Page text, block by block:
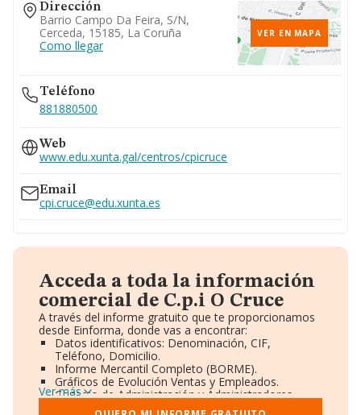
Dirección
Barrio Campo Da Feira, S/n,
Cerceda, 15185, La Coruña
Como llegar
VER EN MAPA
Teléfono
881880500
Web
www.edu.xunta.gal/centros/cpicruce
Email
cpi.cruce@edu.xunta.es
Acceda a toda la información
comercial de C.p.i O Cruce
A través del informe gratuito que te proporcionamos
desde Einforma, donde vas a encontrar:
Datos identificativos: Denominación, CIF,
Teléfono, Domicilio.
Informe Mercantil Completo (BORME).
Gráficos de Evolución Ventas y Empleados.
Consejo de Administración y Administradores.
Directivos y Ejecutivos.
Ver más